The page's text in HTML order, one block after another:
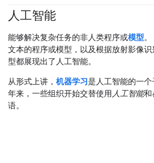
人工智能
能够解决复杂任务的非人类程序或模型
文本的程序或模型，以及根据放射影像
型都展现出了人工智能。
从形式上讲， 机器学习是人工智能的一
年来，一些组织开始交替使用 人工智能和
语。